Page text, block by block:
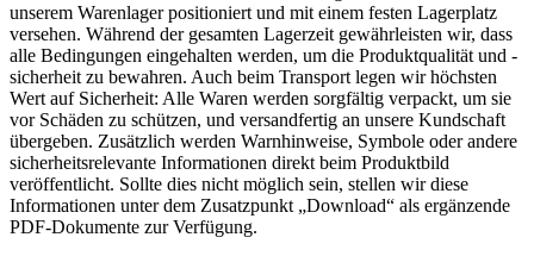
unserem Warenlager positioniert und mit einem festen Lagerplatz
versehen. Während der gesamten Lagerzeit gewährleisten wir, dass
alle Bedingungen eingehalten werden, um die Produktqualität und -
sicherheit zu bewahren. Auch beim Transport legen wir höchsten
Wert auf Sicherheit: Alle Waren werden sorgfältig verpackt, um sie
vor Schäden zu schützen, und versandfertig an unsere Kundschaft
übergeben. Zusätzlich werden Warnhinweise, Symbole oder andere
sicherheitsrelevante Informationen direkt beim Produktbild
veröffentlicht. Sollte dies nicht möglich sein, stellen wir diese
Informationen unter dem Zusatzpunkt „Download“ als ergänzende
PDF-Dokumente zur Verfügung.